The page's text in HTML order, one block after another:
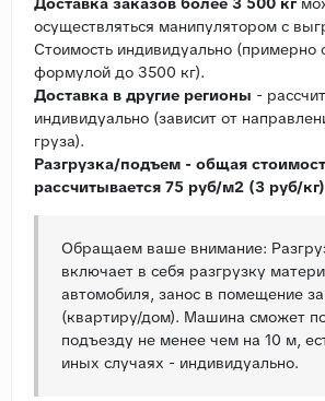
осуществляться манипулятором с
Стоимость индивидуально (примерно
формулой до 3500 кг).
Доставка в другие регионы -
индивидуально (зависит от
груза).
Разгрузка/подъем - общая
рассчитывается 75 руб/м2 (3 руб/кг)
Обращаем ваше внимание:
включает в себя разгрузку
автомобиля, занос в помещение
(квартиру/дом). Машина сможет
подъезду не менее чем на 10 м,
иных случаях - индивидуально.